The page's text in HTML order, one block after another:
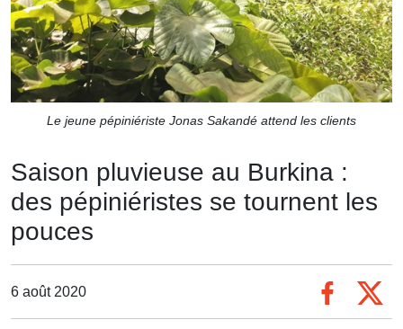
Le jeune pépiniériste Jonas Sakandé attend les clients
Saison pluvieuse au Burkina :
des pépiniéristes se tournent les
pouces
6 août 2020